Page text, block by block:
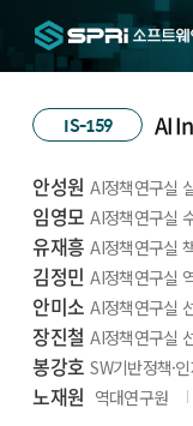
IS-159 AI
안성원 AI정책연구실
임영모 AI정책연구실
유재흥 AI정책연구실
김정민 AI정책연구실
안미소 AI정책연구실
장진철 AI정책연구실
봉강호 SW기반정책·
노재원 역대연구원